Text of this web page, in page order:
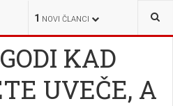
1 NOVI ČLANCI
ZANIMLJIVOSTI
KAD
UVEČE, A